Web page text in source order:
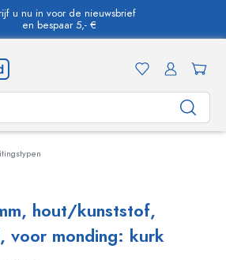
u nu in voor de nieuwsbrief
en bespaar 5,- €
hout/kunststof,
voor monding: kurk